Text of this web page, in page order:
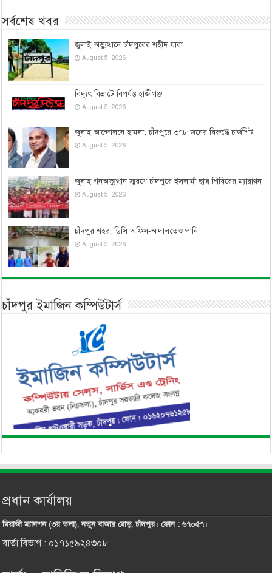
সর্বশেষ খবর
জুলাই অভ্যুত্থানে চাঁদপুরের শহীদ যারা
August 5, 2026
বিদ্যুৎ বিভ্রাটে বিপর্যস্ত হাজীগঞ্জ
August 5, 2026
জুলাই আন্দোলনে হামলা: চাঁদপুরে ৩৭৮ জনের বিরুদ্ধে চার্জশিট
August 5, 2026
জুলাই গনঅভ্যুত্থান স্মরণে চাঁদপুরে ইসলামী ছাত্র শিবিরের ম্যারাথন
August 5, 2026
চাঁদপুর শহর, ডিসি অফিস-আদালতেও পানি
August 5, 2026
চাঁদপুর ইমাজিন কম্পিউটার্স
প্রধান কার্যালয়
মিয়াজী ম্যানশন (৩য় তলা), নতুন বাজার মোড়, চাঁদপুর। ফোন : ৬৭০৫৭।
বার্তা বিভাগ : ০১৭১৫৯২৪৩০৮